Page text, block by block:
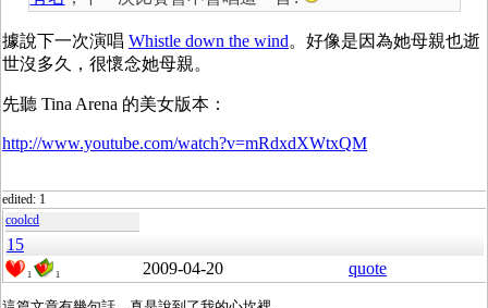
據說下一次演唱 Whistle down the wind。好像是因為她母親也逝
世沒多久，很懷念她母親。
先聽 Tina Arena 的美女版本：
http://www.youtube.com/watch?v=mRdxdXWtxQM
edited: 1
coolcd
15
1 1 2009-04-20 quote